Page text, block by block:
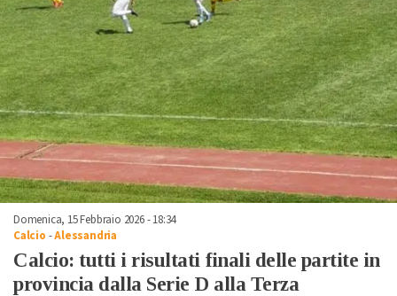
Domenica, 15 Febbraio 2026 - 18:34
Calcio -Alessandria
Calcio: tutti i risultati finali delle partite in
provincia dalla Serie D alla Terza